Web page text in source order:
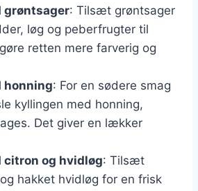
grøntsager: Tilsæt grøntsager
løg og peberfrugter til
retten mere farverig og
honning: For en sødere smag
kyllingen med honning,
Det giver en lækker
citron og hvidløg: Tilsæt
hakket hvidløg for en frisk